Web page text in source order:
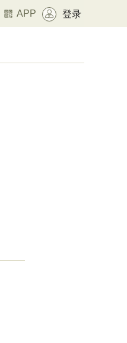
APP 登录